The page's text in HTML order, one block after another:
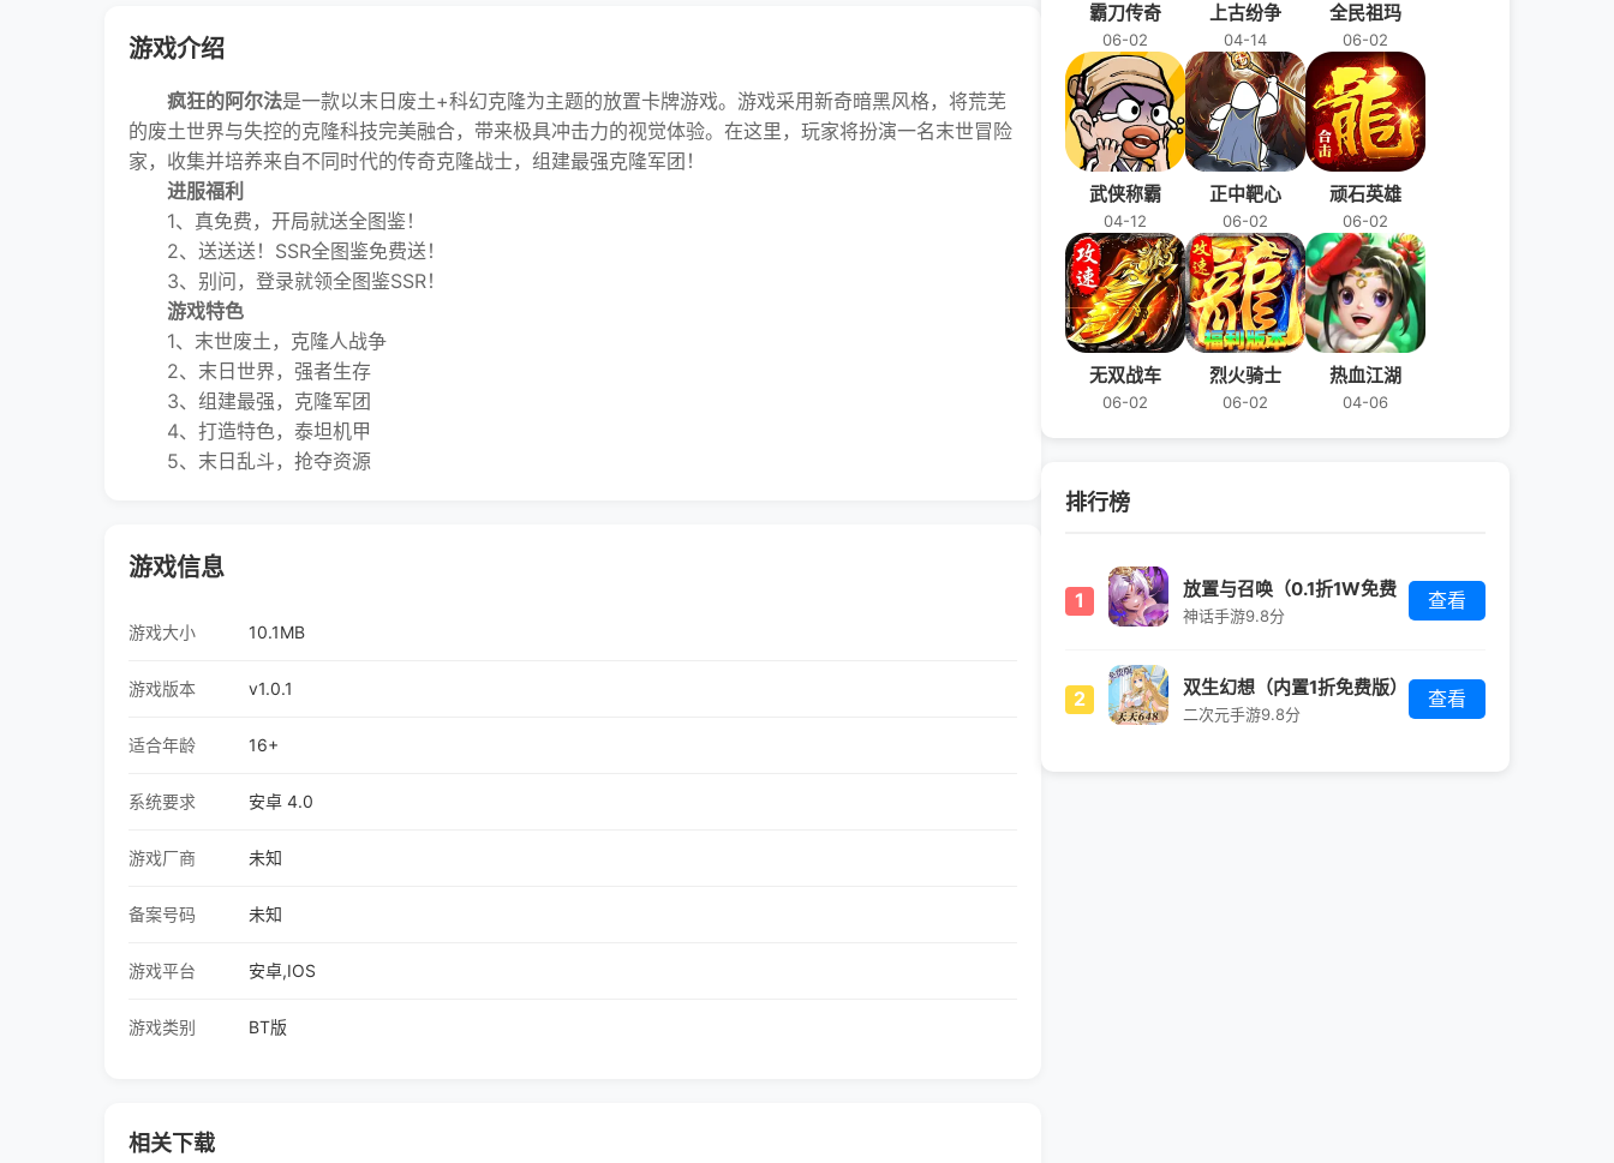
游戏介绍
疯狂的阿尔法是一款以末日废土+科幻克隆为主题的放置卡牌游戏。游戏采用新奇暗黑风格，将荒芜
的废土世界与失控的克隆科技完美融合，带来极具冲击力的视觉体验。在这里，玩家将扮演一名末世冒险
家，收集并培养来自不同时代的传奇克隆战士，组建最强克隆军团！
进服福利
1、真免费，开局就送全图鉴！
2、送送送！SSR全图鉴免费送！
3、别问，登录就领全图鉴SSR！
游戏特色
1、末世废土，克隆人战争
2、末日世界，强者生存
3、组建最强，克隆军团
4、打造特色，泰坦机甲
5、末日乱斗，抢夺资源
游戏信息
游戏大小 10.1MB
游戏版本 v1.0.1
适合年龄 16+
系统要求 安卓 4.0
游戏厂商 未知
备案号码 未知
游戏平台 安卓,IOS
游戏类别 BT版
相关下载
霸刀传奇
06-02
上古纷争
04-14
全民祖玛
06-02
武侠称霸
04-12
正中靶心
06-02
顽石英雄
06-02
无双战车
06-02
烈火骑士
06-02
热血江湖
04-06
排行榜
1
放置与召唤（0.1折1W免费
版）
神话手游9.8分
查看
2 双生幻想（内置1折免费版）
二次元手游9.8分
查看